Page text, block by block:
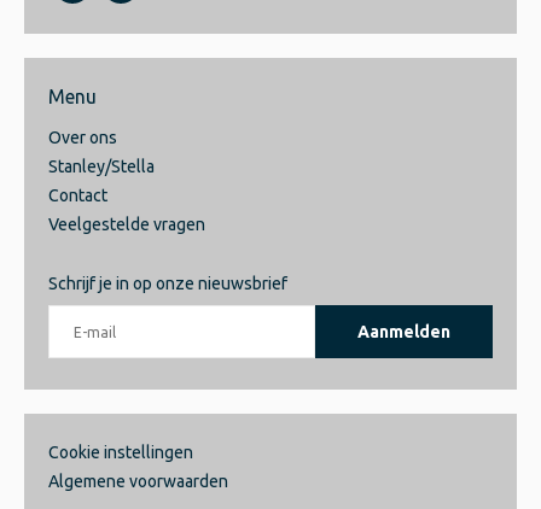
Menu
Over ons
Stanley/Stella
Contact
Veelgestelde vragen
Schrijf je in op onze nieuwsbrief
Aanmelden
Cookie instellingen
Algemene voorwaarden